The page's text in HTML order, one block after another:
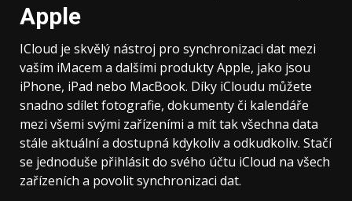
Apple
ICloud je skvělý nástroj pro synchronizaci dat mezi
vaším iMacem a dalšími produkty Apple, jako jsou
iPhone, iPad nebo MacBook. Díky iCloudu můžete
snadno sdílet fotografie, dokumenty či kalendáře
mezi všemi svými zařízeními a mít tak všechna data
stále aktuální a dostupná kdykoliv a odkudkoliv. Stačí
se jednoduše přihlásit do svého účtu iCloud na všech
zařízeních a povolit synchronizaci dat.